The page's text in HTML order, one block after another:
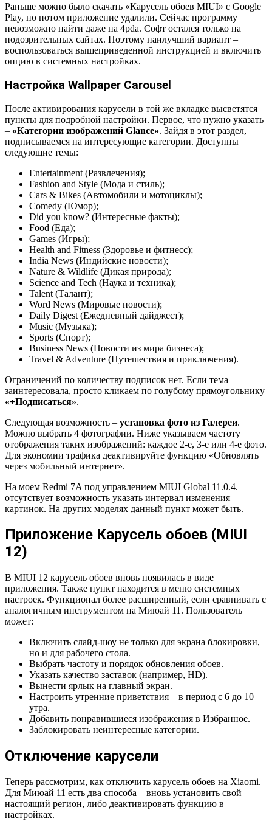
Раньше можно было скачать «Карусель обоев MIUI» с Google
Play, но потом приложение удалили. Сейчас программу
невозможно найти даже на 4pda. Софт остался только на
подозрительных сайтах. Поэтому наилучший вариант –
воспользоваться вышеприведенной инструкцией и включить
опцию в системных настройках.
Настройка Wallpaper Carousel
После активирования карусели в той же вкладке высветятся
пункты для подробной настройки. Первое, что нужно указать
– «Категории изображений Glance». Зайдя в этот раздел,
подписываемся на интересующие категории. Доступны
следующие темы:
Entertainment (Развлечения);
Fashion and Style (Мода и стиль);
Cars & Bikes (Автомобили и мотоциклы);
Comedy (Юмор);
Did you know? (Интересные факты);
Food (Еда);
Games (Игры);
Health and Fitness (Здоровье и фитнесс);
India News (Индийские новости);
Nature & Wildlife (Дикая природа);
Science and Tech (Наука и техника);
Talent (Талант);
Word News (Мировые новости);
Daily Digest (Ежедневный дайджест);
Music (Музыка);
Sports (Спорт);
Business News (Новости из мира бизнеса);
Travel & Adventure (Путешествия и приключения).
Ограничений по количеству подписок нет. Если тема
заинтересовала, просто кликаем по голубому прямоугольнику
«+Подписаться».
Следующая возможность – установка фото из Галереи.
Можно выбрать 4 фотографии. Ниже указываем частоту
отображения таких изображений: каждое 2-е, 3-е или 4-е фото.
Для экономии трафика деактивируйте функцию «Обновлять
через мобильный интернет».
На моем Redmi 7A под управлением MIUI Global 11.0.4.
отсутствует возможность указать интервал изменения
картинок. На других моделях данный пункт может быть.
Приложение Карусель обоев (MIUI
12)
В MIUI 12 карусель обоев вновь появилась в виде
приложения. Также пункт находится в меню системных
настроек. Функционал более расширенный, если сравнивать с
аналогичным инструментом на Миюай 11. Пользователь
может:
Включить слайд-шоу не только для экрана блокировки,
но и для рабочего стола.
Выбрать частоту и порядок обновления обоев.
Указать качество заставок (например, HD).
Вынести ярлык на главный экран.
Настроить утренние приветствия – в период с 6 до 10
утра.
Добавить понравившиеся изображения в Избранное.
Заблокировать неинтересные категории.
Отключение карусели
Теперь рассмотрим, как отключить карусель обоев на Xiaomi.
Для Миюай 11 есть два способа – вновь установить свой
настоящий регион, либо деактивировать функцию в
настройках.